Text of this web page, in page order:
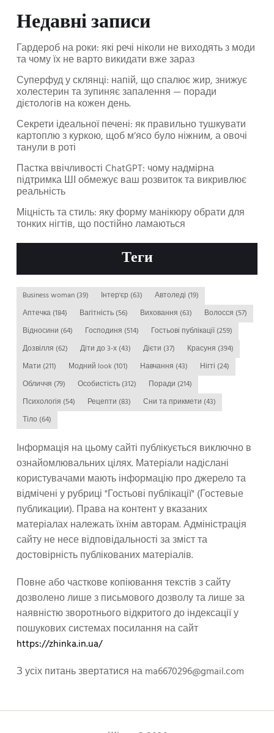
Недавні записи
Гардероб на роки: які речі ніколи не виходять з моди
та чому їх не варто викидати вже зараз
Суперфуд у склянці: напій, що спалює жир, знижує
холестерин та зупиняє запалення — поради
дієтологів на кожен день.
Секрети ідеальної печені: як правильно тушкувати
картоплю з куркою, щоб м’ясо було ніжним, а овочі
танули в роті
Пастка ввічливості ChatGPT: чому надмірна
підтримка ШІ обмежує ваш розвиток та викривлює
реальність
Міцність та стиль: яку форму манікюру обрати для
тонких нігтів, що постійно ламаються
Теги
Business woman (39) Інтер'єр (63) Автоледі (19)
Аптечка (184) Вагітність (56) Виховання (63) Волосся (57)
Відносини (64) Господиня (514) Гостьові публікації(259)
Дозвілля (62) Діти до 3-х (43) Дієти (37) Красуня (394)
Мати (211) Модний look (101) Навчання (43) Нігті (24)
Обличчя (79) Особистість (312) Поради (214)
Психологія (54) Рецепти (83) Сни та прикмети (43)
Тіло (64)
Інформація на цьому сайті публікується виключно в
ознайомлювальних цілях. Матеріали надіслані
користувачами мають інформацію про джерело та
відмічені у рубриці "Гостьові публікації" (Гостевые
публикации). Права на контент у вказаних
матеріалах належать їхнім авторам. Адміністрація
сайту не несе відповідальності за зміст та
достовірність публікованих матеріалів.
Повне або часткове копіювання текстів з сайту
дозволено лише з письмового дозволу та лише за
наявністю зворотнього відкритого до індексації у
пошукових системах посилання на сайт
https://zhinka.in.ua/
З усіх питань звертатися наma6670296@gmail.com